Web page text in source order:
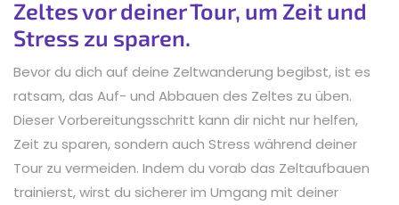
Zeltes vor deiner Tour, um Zeit und
Stress zu sparen.
Bevor du dich auf deine Zeltwanderung begibst, ist es
ratsam, das Auf- und Abbauen des Zeltes zu üben.
Dieser Vorbereitungsschritt kann dir nicht nur helfen,
Zeit zu sparen, sondern auch Stress während deiner
Tour zu vermeiden. Indem du vorab das Zeltaufbauen
trainierst, wirst du sicherer im Umgang mit deiner